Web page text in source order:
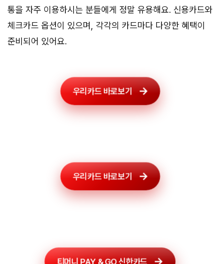
통을 자주 이용하시는 분들에게 정말 유용해요. 신용카드와
체크카드 옵션이 있으며, 각각의 카드마다 다양한 혜택이
준비되어 있어요.
우리카드 바로보기
우리카드 바로보기
티머니 PAY & GO 신한카드